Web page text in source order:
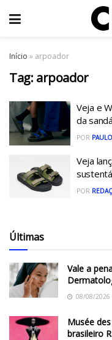
Início » arpoador
Tag: arpoador
Veja e
da
POR
Veja
POR
Últimas
Vale a
08/08/2026
Musée
brasileiro